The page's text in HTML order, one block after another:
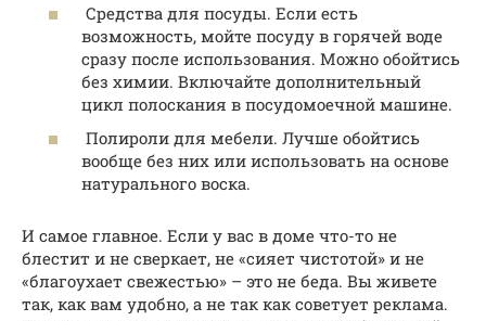
Средства для посуды. Если есть
возможность, мойте посуду в горячей воде
сразу после использования. Можно обойтись
без химии. Включайте дополнительный
цикл полоскания в посудомоечной машине.
Полироли для мебели. Лучше обойтись
вообще без них или использовать на основе
натурального воска.
И самое главное. Если у вас в доме что-то не
блестит и не сверкает, не «сияет чистотой» и не
«благоухает свежестью» – это не беда. Вы живете
так, как вам удобно, а не так как советует реклама.